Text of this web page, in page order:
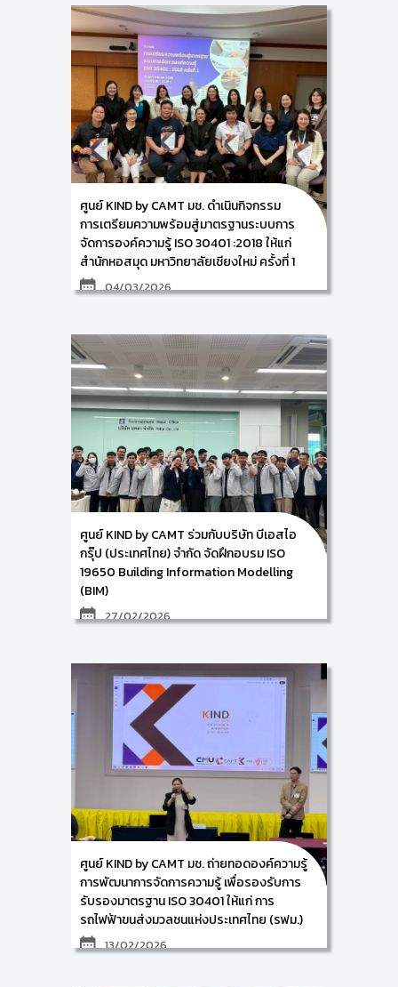
วิทยาลัยศิลปะ สื่อ และเทคโนโลยี มหาวิทยาลัยเชียงใหม่ นำ
โดยผู้ช่วยศาสตราจารย์ ดร.อัจฉรา
คำอักษร ผู้ปฏิบัติหน้าที่ช่วยคณบดี ด้านการพัฒนาองค์
ความรู้และนวัตกรรม/ หัวหน้าศูนย์การพัฒนาองค์ความรู้
และนวัตกรรม (Knowledge and Innovation
Development: KIND) ผู้ช่วยศาสตราจารย์ ดร.จิรพัฒน์
วานิชวัฒนโกศล และคณะทำงาน ดำเนินกิจกรรมการเตรี
ยมความพร้อมสู่มาตรฐานระบบการจัดการองค์ความรู้ ISO
30401 :2018 ภายใต้โครงการพัฒนากระบวนการจัดการ
องค์ความรู้ของสำนักหอสมุดสู่มาตรฐานสากล ให้แก่ ผู้
บริหารและบุคลากรตัวแทนจากส่วนงานที่ร่วมขับเคลื่อนการ
จัดการความรู้ของสำนักหอสมุด มหาวิทยาลัยเชียงใหม่ ณ
ห้องประชุม 1 ชั้น 5 สำนักหอสมุด มหาวิทยาลัยเชียงใหม่ ใน
เป็นการฝึกอบรมเชิงปฏิบัติการ ในหัวข้อเรื่อง การวิเคราะห์
องค์กรและการวิเคราะห์ความเสี่ยงขององค์กร (ครั้งที่ 1)
เป็นการวิเคราะห์บริบทองค์กร โดยการทำ SWOT
Analysis และ Stakeholder Analysis โดยมีผู้ร่วม
กิจกรรมจำนวน 20 ท่าน
ศูนย์ KIND by CAMT มช. ดำเนินกิจกรรม
การเตรียมความพร้อมสู่มาตรฐานระบบการ
จัดการองค์ความรู้ ISO 30401 :2018 ให้แก่
สำนักหอสมุด มหาวิทยาลัยเชียงใหม่ ครั้งที่ 1
04/03/2026
วิทยาลัยศิลปะ สื่อ และเทคโนโลยี มหาวิทยาลัยเชียงใหม่ นำ
โดยผู้ช่วยศาสตราจารย์ ดร.อัจฉรา
คำอักษร ผู้ปฏิบัติหน้าที่ช่วยคณบดี ด้านการพัฒนาองค์
ความรู้และนวัตกรรม/ หัวหน้าศูนย์การพัฒนาองค์ความรู้
และนวัตกรรม (Knowledge and Innovation
Development: KIND) พร้อมด้วยคณะทำงาน ดำเนิน
กิจกรรมการเตรียมความพร้อมสู่มาตรฐานระบบการ
จัดการองค์ความรู้ ISO 30401 :2018 ภายใต้โครงการ
พัฒนากระบวนการจัดการองค์ความรู้ของสำนักหอสมุดสู่
มาตรฐานสากล ให้แก่ ผู้บริหารและบุคลากรตัวแทนจาก
ส่วนงานที่ร่วมขับเคลื่อนการจัดการความรู้ของสำนักหอ
สมุด มหาวิทยาลัยเชียงใหม่ ณ ห้องประชุม 1 ชั้น 5 สำนัก
หอสมุด มหาวิทยาลัยเชียงใหม่ ในวันพุธที่ 4 มีนาคม 2569
ซึ่งการจัดกิจกรรมครั้งนี้ จะเป็นการฝึกอบรมเชิงปฏิบัติ
การ ในหัวข้อเรื่อง บทนำสู่มาตรฐาน ISO 30401: 2018
(KM Gap Audit และการจัดทำคู่มือด้านการจัดการความ
รู้) โดยมีผู้ร่วมกิจกรรมจำนวน 20 ท่าน
ศูนย์ KIND by CAMT ร่วมกับบริษัท บีเอสไอ
กรุ๊ป (ประเทศไทย) จำกัด จัดฝึกอบรม ISO
19650 Building Information Modelling
(BIM)
27/02/2026
วิทยาลัยศิลปะ สื่อ และเทคโนโลยี มหาวิทยาลัยเชียงใหม่ นำ
โดย ผู้ช่วยศาสตราจารย์ ดร.อัจฉรา คำอักษร ผู้ปฏิบัติ
หน้าที่ช่วยคณบดี ด้านการพัฒนาองค์ความรู้และ
นวัตกรรม/ หัวหน้าศูนย์การพัฒนาองค์ความรู้และ
นวัตกรรม (Knowledge and Innovation
Development: KIND) ร่วมเป็นวิทยากรบรรยายกับบริษัท
บีเอสไอ กรุ๊ป (ประเทศไทย) จำกัด ในหัวข้อเรื่อง “ISO
19650 Building Information Modelling (BIM)” ให้แก่
บริษัท ฤทธา จำกัด ในระหว่างวันที่ 24-27 กุมภาพันธ์ 2569
ณ บริษัท ฤทธา จำกัด กรุงเทพมหานคร
ศูนย์ KIND by CAMT มช. ถ่ายทอดองค์ความรู้
การพัฒนาการจัดการความรู้ เพื่อรองรับการ
รับรองมาตรฐาน ISO 30401 ให้แก่ การ
รถไฟฟ้าขนส่งมวลชนแห่งประเทศไทย (รฟม.)
13/02/2026